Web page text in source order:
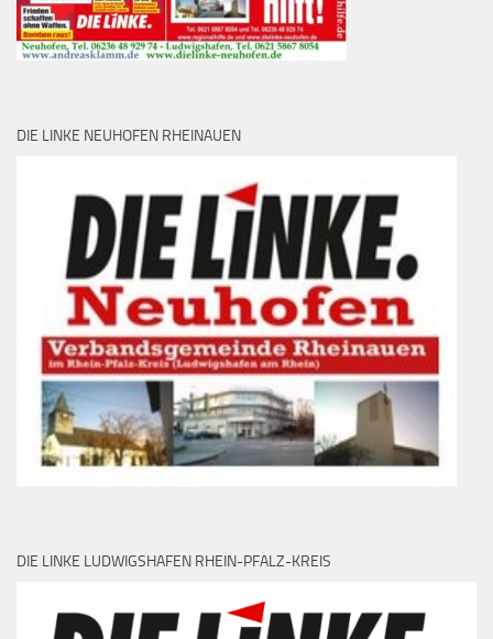
DIE LINKE NEUHOFEN RHEINAUEN
DIE LINKE LUDWIGSHAFEN RHEIN-PFALZ-KREIS